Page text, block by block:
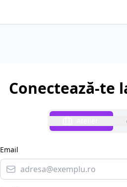
Conectează-te
Email